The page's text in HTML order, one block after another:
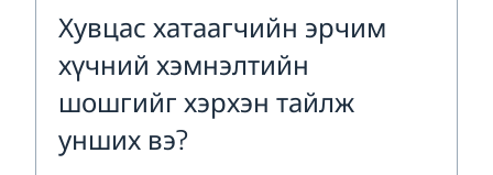
Хувцас хатаагчийн эрчим
хүчний хэмнэлтийн
шошгийг хэрхэн тайлж
унших вэ?